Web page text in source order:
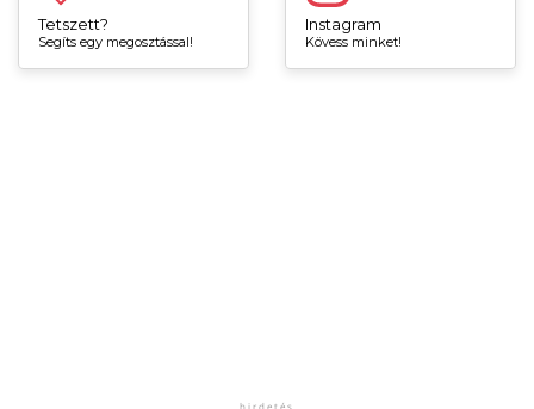
Tetszett?
Segíts egy megosztással!
Instagram
Kövess minket!